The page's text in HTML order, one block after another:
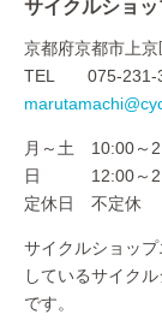
サイクルショ
京都府京都市上
TEL 075-231-
月～土 10:00～
日 12:00～
定休日 不定休
サイクルショッ
しているサイク
です。